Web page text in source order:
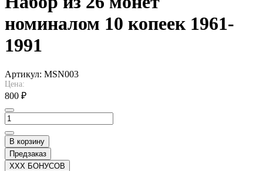
номиналом 10 копеек 1961-
1991
Артикул: MSN003
Цена:
800 ₽
В корзину
Предзаказ
XXX БОНУСОВ